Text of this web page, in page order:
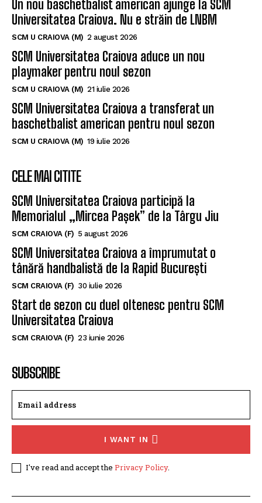
ULTIMELE ȘTIRI
Un nou baschetbalist american ajunge la SCM
Universitatea Craiova. Nu e străin de LNBM
SCM U CRAIOVA (M) 2 august 2026
SCM Universitatea Craiova aduce un nou
playmaker pentru noul sezon
SCM U CRAIOVA (M) 21 iulie 2026
baschetbalist american pentru noul sezon
SCM U CRAIOVA (M) 19 iulie 2026
CELE MAI CITITE
SCM Universitatea Craiova participă la
Memorialul „Mircea Pașek” de la Târgu Jiu
SCM CRAIOVA (F) 5 august 2026
SCM Universitatea Craiova a împrumutat o
tânără handbalistă de la Rapid București
SCM CRAIOVA (F) 30 iulie 2026
Universitatea Craiova
SCM CRAIOVA (F) 23 iunie 2026
SUBSCRIBE